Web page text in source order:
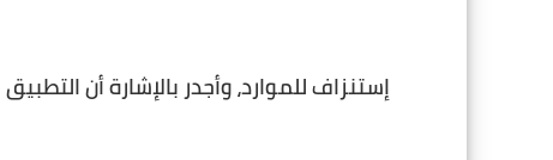
إستنزاف للموارد، وأجدر بالإشارة أن